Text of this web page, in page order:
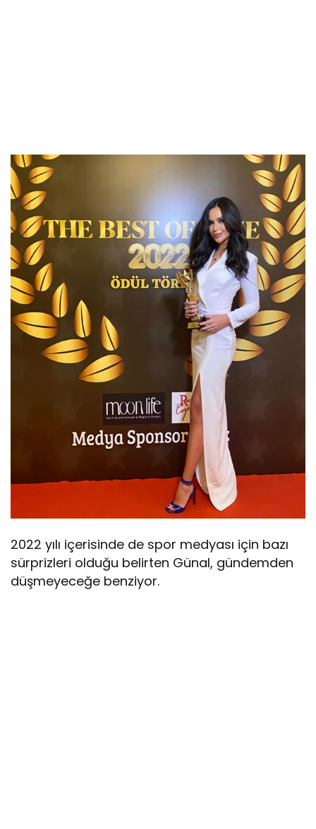
2022 yılı içerisinde de spor medyası için bazı
sürprizleri olduğu belirten Günal, gündemden
düşmeyeceğe benziyor.